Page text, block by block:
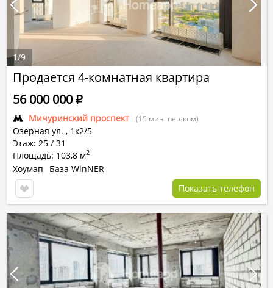
Продается 4-комнатная квартира
Мичуринский проспект (15 мин. пешком)
Озерная ул. , 1к2/5
Этаж: 25 / 31
Площадь: 103,8 м2
56 000 000Р
Хоумап
База WinNER
Показать телефон
1/9